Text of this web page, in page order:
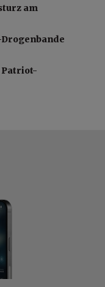
am
Patriot-